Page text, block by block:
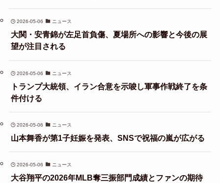
2026-05-06 ニュース
大関・安青錦が左足首負傷、夏場所への影響と今後の展
望が注目される
2026-05-06 ニュース
トランプ大統領、イラン合意を示唆し軍事作戦終了を条
件付ける
2026-05-06 ニュース
山本舞香が第1子妊娠を発表、SNSで祝福の嵐が広がる
2026-05-06 ニュース
大谷翔平の2026年MLB奪三振部門成績とファンの期待